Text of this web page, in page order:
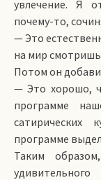
увлечение. Я
почему-то,
— Это
на мир
Потом он
— Это хорошо,
программе
сатирических
программе
Таким